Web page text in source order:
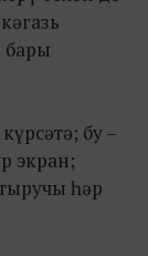
бары
бу –
экран;
һәр